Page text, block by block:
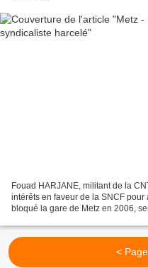
Fouad HARJANE, militant de la
intérêts en faveur de la SNCF pour
bloqué la gare de Metz en 2006,
<